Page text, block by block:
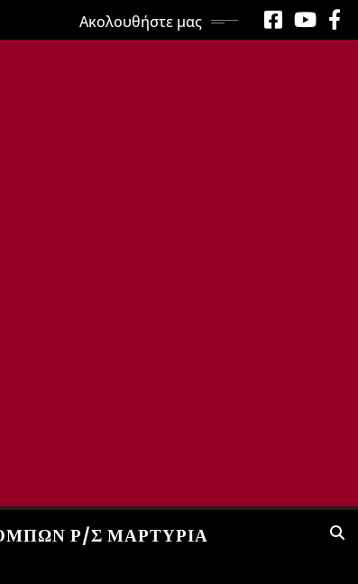
Ακολουθήστε μας
Ρ/Σ ΜΑΡΤΥΡΊΑ